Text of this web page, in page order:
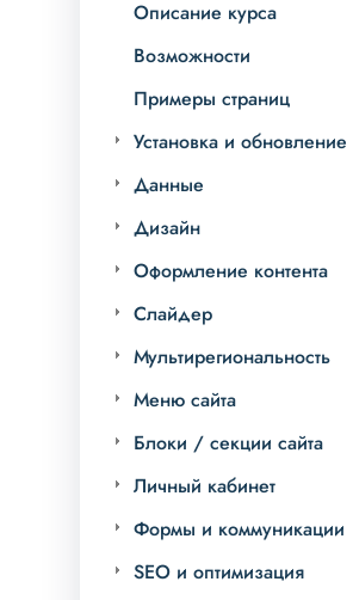
Описание курса
Возможности
Примеры страниц
Установка и обновление
Данные
Дизайн
Оформление контента
Слайдер
Мультирегиональность
Меню сайта
Блоки / секции сайта
Личный кабинет
Формы и коммуникации
SEO и оптимизация